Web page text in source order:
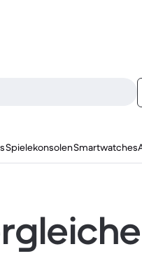
SpielekonsolenSmartwatches